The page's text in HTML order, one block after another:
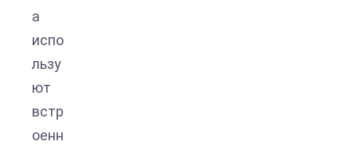
а
испо
льзу
ют
встр
оенн